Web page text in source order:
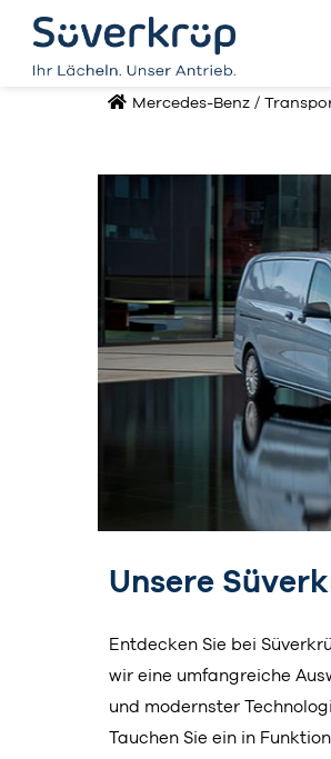
Mercedes-Benz /
Unsere
Entdecken Sie bei
wir eine umfangreiche
und modernster
Tauchen Sie ein in